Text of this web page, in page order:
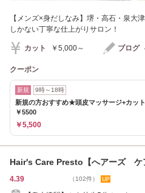
【メンズ×身だしなみ】堺・高石・泉大
しかない丁寧な仕上がりサロン！
カット ￥5,000～ ブログ
クーポン
新規 9時～18時
新規の方おすすめ★頭皮マッサージ+カッ
￥5500
￥5,500
Hair's Care Presto【へアーズ ケ
4.39 （102件）